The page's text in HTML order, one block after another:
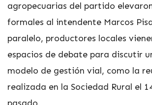
agropecuarias del partido
formales al intendente Marcos
paralelo, productores locales
espacios de debate para discutir
modelo de gestión vial, como la
realizada en la Sociedad Rural el